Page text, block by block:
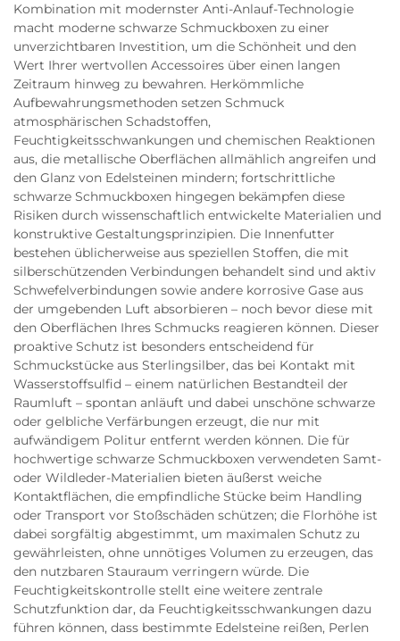
Kombination mit modernster Anti-Anlauf-Technologie
macht moderne schwarze Schmuckboxen zu einer
unverzichtbaren Investition, um die Schönheit und den
Wert Ihrer wertvollen Accessoires über einen langen
Zeitraum hinweg zu bewahren. Herkömmliche
Aufbewahrungsmethoden setzen Schmuck
atmosphärischen Schadstoffen,
Feuchtigkeitsschwankungen und chemischen Reaktionen
aus, die metallische Oberflächen allmählich angreifen und
den Glanz von Edelsteinen mindern; fortschrittliche
schwarze Schmuckboxen hingegen bekämpfen diese
Risiken durch wissenschaftlich entwickelte Materialien und
konstruktive Gestaltungsprinzipien. Die Innenfutter
bestehen üblicherweise aus speziellen Stoffen, die mit
silberschützenden Verbindungen behandelt sind und aktiv
Schwefelverbindungen sowie andere korrosive Gase aus
der umgebenden Luft absorbieren – noch bevor diese mit
den Oberflächen Ihres Schmucks reagieren können. Dieser
proaktive Schutz ist besonders entscheidend für
Schmuckstücke aus Sterlingsilber, das bei Kontakt mit
Wasserstoffsulfid – einem natürlichen Bestandteil der
Raumluft – spontan anläuft und dabei unschöne schwarze
oder gelbliche Verfärbungen erzeugt, die nur mit
aufwändigem Politur entfernt werden können. Die für
hochwertige schwarze Schmuckboxen verwendeten Samt-
oder Wildleder-Materialien bieten äußerst weiche
Kontaktflächen, die empfindliche Stücke beim Handling
oder Transport vor Stoßschäden schützen; die Florhöhe ist
dabei sorgfältig abgestimmt, um maximalen Schutz zu
gewährleisten, ohne unnötiges Volumen zu erzeugen, das
den nutzbaren Stauraum verringern würde. Die
Feuchtigkeitskontrolle stellt eine weitere zentrale
Schutzfunktion dar, da Feuchtigkeitsschwankungen dazu
führen können, dass bestimmte Edelsteine reißen, Perlen